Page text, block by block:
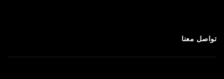
تواصل معنا